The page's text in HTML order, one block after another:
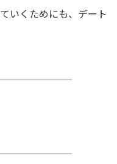
いくためにも、デート